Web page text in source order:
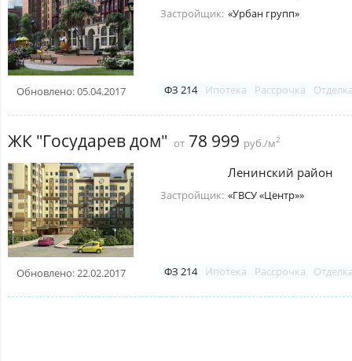
Обновлено: 05.04.2017
Застройщик: «Урбан групп»
ФЗ 214 Ипотека Рассрочка
ЖК "Государев дом" от 78 999 руб./м2
Обновлено: 22.02.2017
Ленинский район
Застройщик: «ГВСУ «Центр»»
ФЗ 214 Ипотека Рассрочка